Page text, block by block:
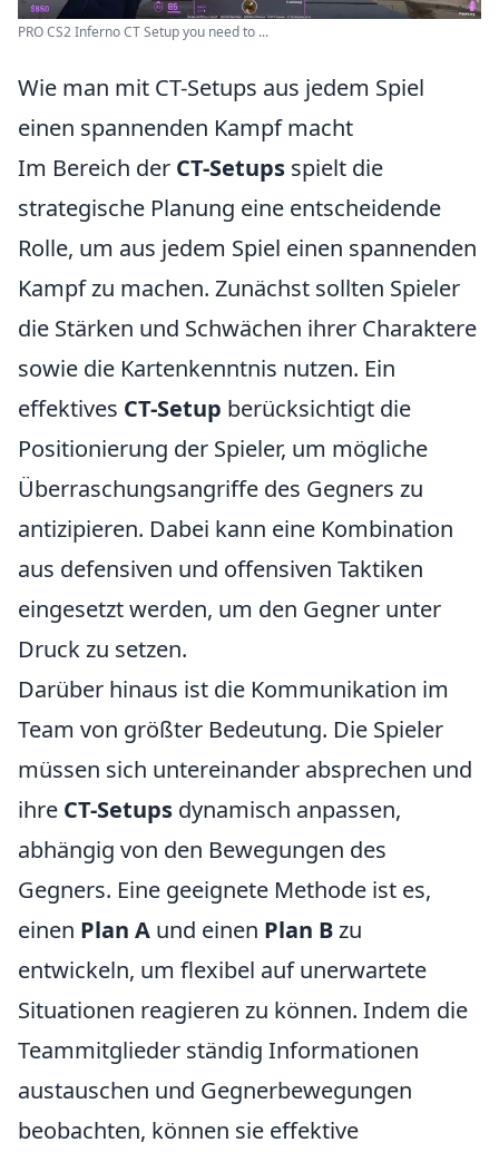
PRO CS2 Inferno CT Setup you need to ...
Wie man mit CT-Setups aus jedem Spiel
einen spannenden Kampf macht
Im Bereich der CT-Setups spielt die
strategische Planung eine entscheidende
Rolle, um aus jedem Spiel einen spannenden
Kampf zu machen. Zunächst sollten Spieler
die Stärken und Schwächen ihrer Charaktere
sowie die Kartenkenntnis nutzen. Ein
effektives CT-Setup berücksichtigt die
Positionierung der Spieler, um mögliche
Überraschungsangriffe des Gegners zu
antizipieren. Dabei kann eine Kombination
aus defensiven und offensiven Taktiken
eingesetzt werden, um den Gegner unter
Druck zu setzen.
Darüber hinaus ist die Kommunikation im
Team von größter Bedeutung. Die Spieler
müssen sich untereinander absprechen und
ihre CT-Setups dynamisch anpassen,
abhängig von den Bewegungen des
Gegners. Eine geeignete Methode ist es,
einen Plan A und einen Plan Bzu
entwickeln, um flexibel auf unerwartete
Situationen reagieren zu können. Indem die
Teammitglieder ständig Informationen
austauschen und Gegnerbewegungen
beobachten, können sie effektive